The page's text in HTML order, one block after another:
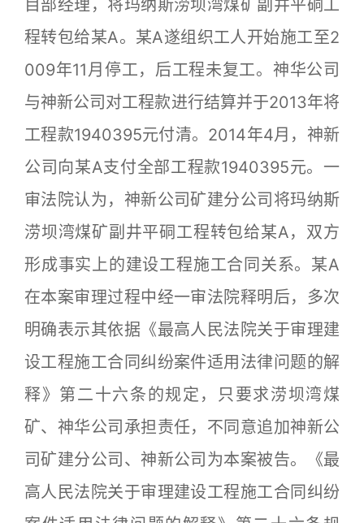
目部经理，将玛纳斯涝坝湾煤矿副井平硐工
程转包给某A。某A遂组织工人开始施工至2
009年11月停工，后工程未复工。神华公司
与神新公司对工程款进行结算并于2013年将
工程款1940395元付清。2014年4月，神新
公司向某A支付全部工程款1940395元。一
审法院认为，神新公司矿建分公司将玛纳斯
涝坝湾煤矿副井平硐工程转包给某A，双方
形成事实上的建设工程施工合同关系。某A
在本案审理过程中经一审法院释明后，多次
明确表示其依据《最高人民法院关于审理建
设工程施工合同纠纷案件适用法律问题的解
释》第二十六条的规定，只要求涝坝湾煤
矿、神华公司承担责任，不同意追加神新公
司矿建分公司、神新公司为本案被告。《最
高人民法院关于审理建设工程施工合同纠纷